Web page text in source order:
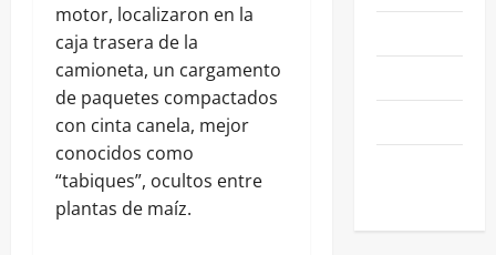
motor, localizaron en la
caja trasera de la
camioneta, un cargamento
de paquetes compactados
con cinta canela, mejor
conocidos como
“tabiques”, ocultos entre
plantas de maíz.